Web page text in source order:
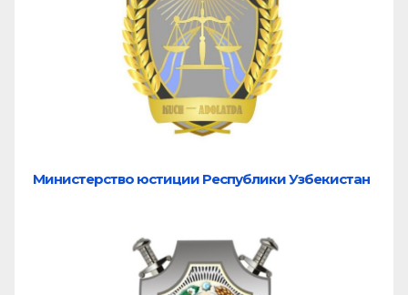
Министерство юстиции Республики Узбекистан